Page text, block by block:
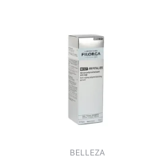
BELLEZA